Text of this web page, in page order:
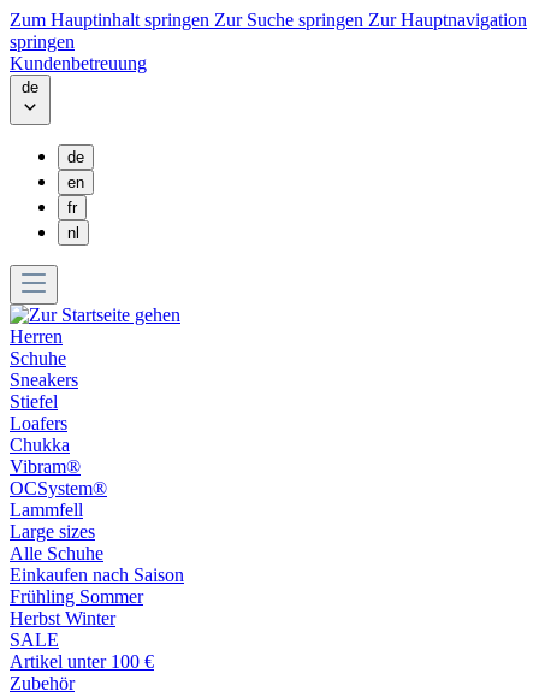
Zum Hauptinhalt springen Zur Suche springen Zur Hauptnavigation
springen
Kundenbetreuung
de
de
en
fr
nl
Herren
Schuhe
Sneakers
Stiefel
Loafers
Chukka
Vibram®
OCSystem®
Lammfell
Large sizes
Alle Schuhe
Einkaufen nach Saison
Frühling Sommer
Herbst Winter
SALE
Artikel unter 100 €
Zubehör